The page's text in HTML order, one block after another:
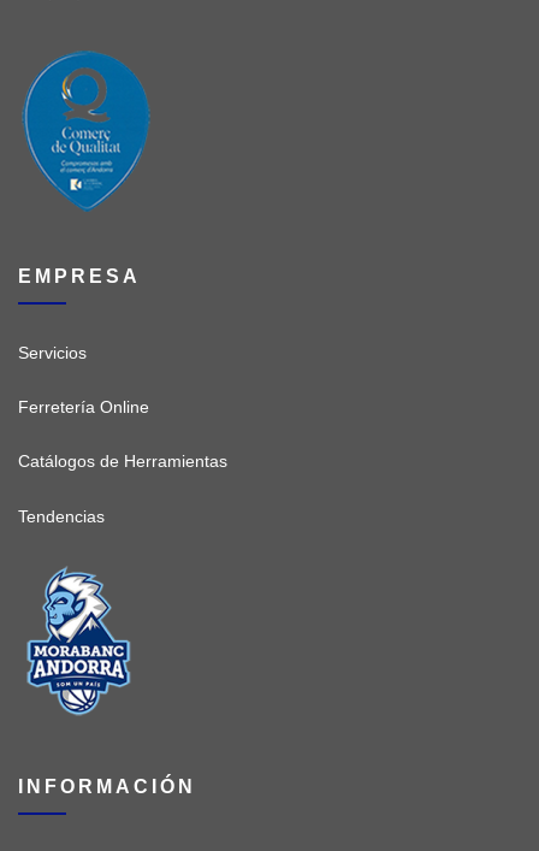
EMPRESA
Servicios
Ferretería Online
Catálogos de Herramientas
Tendencias
INFORMACIÓN